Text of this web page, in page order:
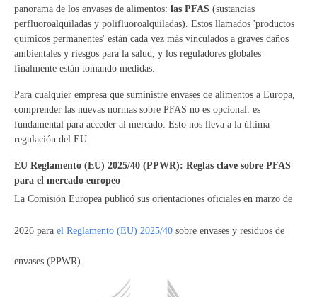
panorama de los envases de alimentos: las PFAS (sustancias
perfluoroalquiladas y polifluoroalquiladas). Estos llamados 'productos
químicos permanentes' están cada vez más vinculados a graves daños
ambientales y riesgos para la salud, y los reguladores globales
finalmente están tomando medidas.
Para cualquier empresa que suministre envases de alimentos a Europa,
comprender las nuevas normas sobre PFAS no es opcional: es
fundamental para acceder al mercado. Esto nos lleva a la última
regulación del EU.
EU Reglamento (EU) 2025/40 (PPWR): Reglas clave sobre PFAS
para el mercado europeo
La Comisión Europea publicó sus orientaciones oficiales en marzo de
2026 para el Reglamento (EU) 2025/40 sobre envases y residuos de
envases (PPWR).